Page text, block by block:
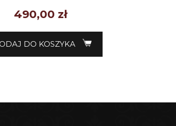
490,00 zł
DO KOSZYKA